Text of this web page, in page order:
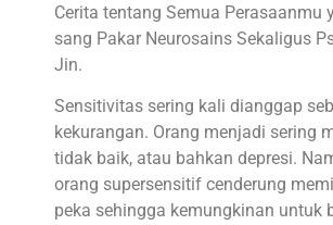
Cerita tentang Semua Perasaanmu
sang Pakar Neurosains Sekaligus
Jin.
Sensitivitas sering kali dianggap
kekurangan. Orang menjadi sering
tidak baik, atau bahkan depresi.
orang supersensitif cenderung
peka sehingga kemungkinan untuk